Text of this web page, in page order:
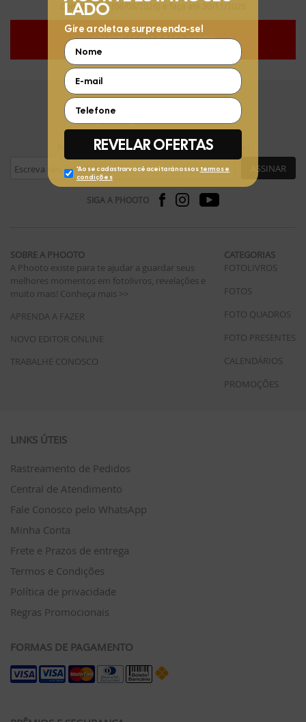
Compre hoje (08/08/2026) e faça até 30/11/2026
COMPRE AGORA E FAÇA DEPOIS
Receba ofertas exclusivas da Phooto no seu e-mail
ASSINAR
SIGA A PHOOTO
SOBRE A PHOOTO
A Phooto existe para te ajudar a guardar seus
melhores momentos em fotolivros, revelações e
muito mais! Conheça mais >>
APRENDA A FAZER
NOVO EDITOR ONLINE
TRABALHE CONOSCO
CATEGORIAS
FOTOLIVROS
FOTOS
FOTO QUADROS
FOTO PRESENTES
CALENDÁRIOS
PROMOÇÕES
LINKS ÚTEIS
Rastreamento de Pedidos
Central de Atendimento
Fale Conosco pelo WhatsApp
Minha Conta
Frete e Prazos de entrega
Termos e Condições
Política de privacidade
Regras Promocionais
FORMAS DE PAGAMENTO